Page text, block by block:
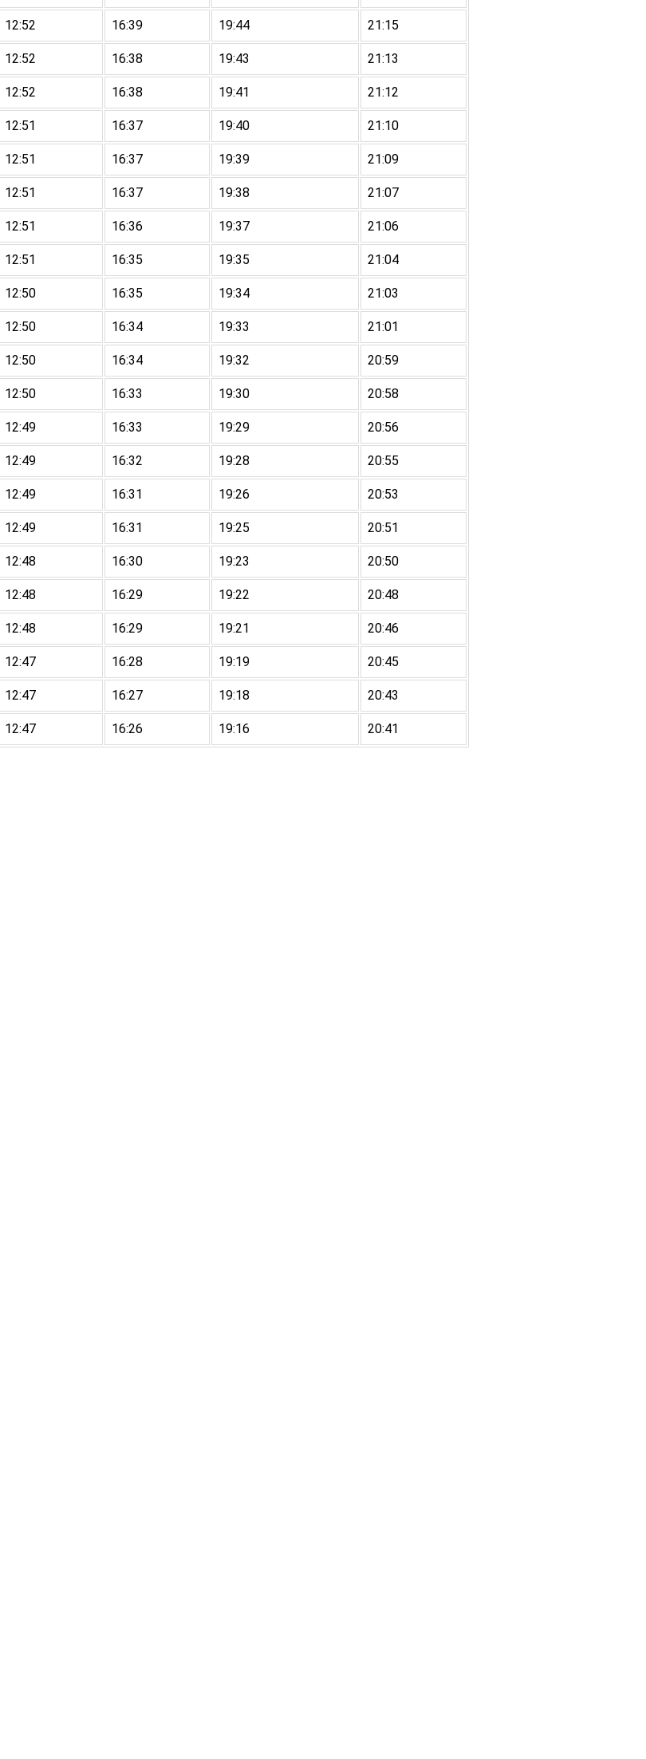
12:52 16:39 19:44 21:15
12:52 16:38 19:43 21:13
12:52 16:38 19:41 21:12
12:51 16:37 19:40 21:10
12:51 16:37 19:39 21:09
12:51 16:37 19:38 21:07
12:51 16:36 19:37 21:06
12:51 16:35 19:35 21:04
12:50 16:35 19:34 21:03
12:50 16:34 19:33 21:01
12:50 16:34 19:32 20:59
12:50 16:33 19:30 20:58
12:49 16:33 19:29 20:56
12:49 16:32 19:28 20:55
12:49 16:31 19:26 20:53
12:49 16:31 19:25 20:51
12:48 16:30 19:23 20:50
12:48 16:29 19:22 20:48
12:48 16:29 19:21 20:46
12:47 16:28 19:19 20:45
12:47 16:27 19:18 20:43
12:47 16:26 19:16 20:41